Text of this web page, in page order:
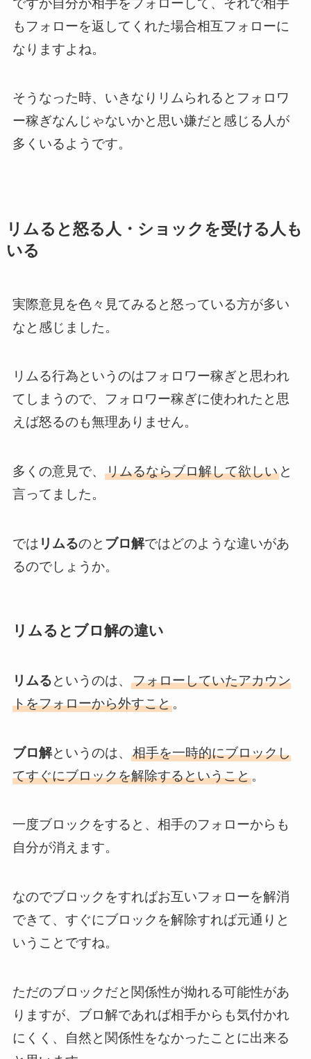
もフォローを返してくれた場合相互フォローに
なりますよね。
そうなった時、いきなりリムられるとフォロワ
ー稼ぎなんじゃないかと思い嫌だと感じる人が
多くいるようです。
リムると怒る人・ショックを受ける人も
いる
実際意見を色々見てみると怒っている方が多い
なと感じました。
リムる行為というのはフォロワー稼ぎと思われ
てしまうので、フォロワー稼ぎに使われたと思
えば怒るのも無理ありません。
多くの意見で、 リムるならブロ解して欲しいと
言ってました。
では リムるのと ブロ解ではどのような違いがあ
るのでしょうか。
リムるとブロ解の違い
リムるというのは、 フォローしていたアカウン
トをフォローから外すこと。
ブロ解というのは、 相手を一時的にブロックし
てすぐにブロックを解除するということ。
一度ブロックをすると、相手のフォローからも
自分が消えます。
なのでブロックをすればお互いフォローを解消
できて、すぐにブロックを解除すれば元通りと
いうことですね。
ただのブロックだと関係性が拗れる可能性があ
りますが、ブロ解であれば相手からも気付かれ
にくく、自然と関係性をなかったことに出来る